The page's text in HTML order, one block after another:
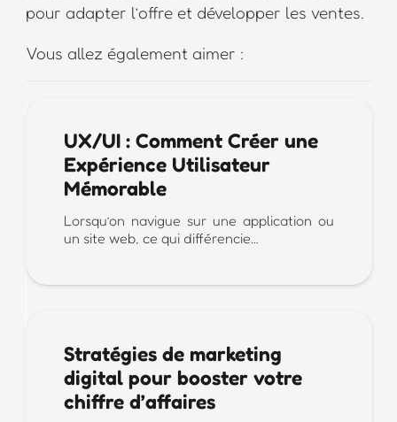
pour adapter l’offre et développer les ventes.
Vous allez également aimer :
UX/UI : Comment Créer une
Expérience Utilisateur
Mémorable
Lorsqu’on navigue sur une application ou
un site web, ce qui différencie…
Stratégies de marketing
digital pour booster votre
chiffre d’affaires